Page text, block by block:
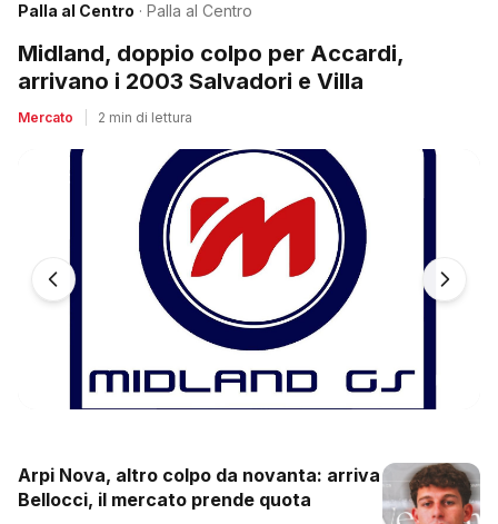
Palla al Centro · Palla al Centro
Midland, doppio colpo per Accardi,
arrivano i 2003 Salvadori e Villa
Mercato 2 min di lettura
Arpi Nova, altro colpo da novanta: arriva
Bellocci, il mercato prende quota